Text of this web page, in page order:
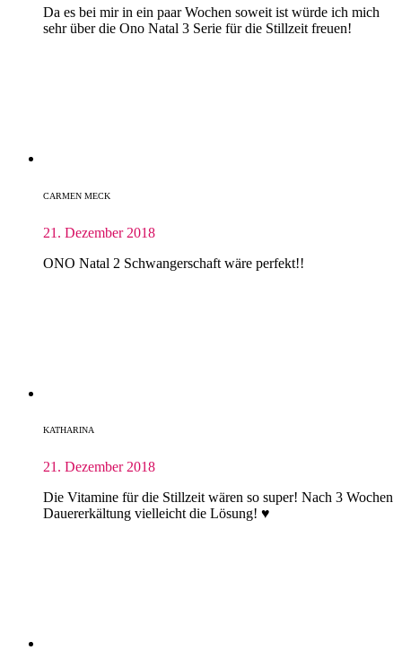
Da es bei mir in ein paar Wochen soweit ist würde ich mich
sehr über die Ono Natal 3 Serie für die Stillzeit freuen!
CARMEN MECK
21. Dezember 2018
ONO Natal 2 Schwangerschaft wäre perfekt!!
KATHARINA
21. Dezember 2018
Die Vitamine für die Stillzeit wären so super! Nach 3 Wochen
Dauererkältung vielleicht die Lösung! ♥️